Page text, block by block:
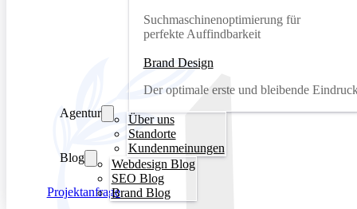
Suchmaschinenoptimierung für
perfekte Auffindbarkeit
Brand Design
Der optimale erste und bleibende
Agentur
Über uns
Standorte
Kundenmeinungen
Blog
Webdesign Blog
SEO Blog
Brand Blog
Projektanfrage